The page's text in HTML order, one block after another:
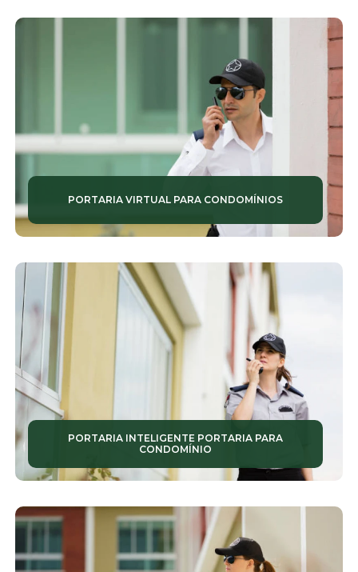
PORTARIA CONDOMÍNIO
PORTARIAS INTELIGENTES
PORTARIAS VIRTUAIS
PORTEIRO DE PRÉDIO
RECEPCIONISTAS
SEGURANÇA PARA CONDOMÍNIOS
SEGURANÇA PATRIMONIAL
SEGURANÇAS PATRIMONIAIS
SERVIÇOS DE CONSERVAÇÃO E LIMPEZA
SERVIÇOS DE JARDINAGEM
PORTARIA VIRTUAL PARA CONDOMÍNIOS
PORTARIA INTELIGENTE PORTARIA PARA
CONDOMÍNIO